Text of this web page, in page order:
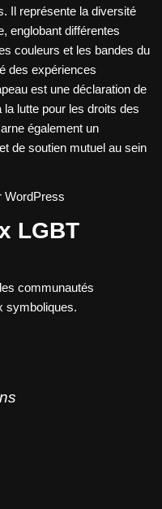
Il représente la diversité
englobant différentes
couleurs et les bandes du
des expériences
est une déclaration de
lutte pour les droits des
également un
de soutien mutuel au sein
WordPress
LGBT
communautés
symboliques.